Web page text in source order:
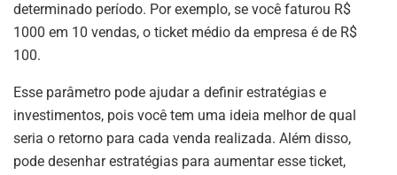
determinado período. Por exemplo, se você faturou R$
1000 em 10 vendas, o ticket médio da empresa é de R$
100.
Esse parâmetro pode ajudar a definir estratégias e
investimentos, pois você tem uma ideia melhor de qual
seria o retorno para cada venda realizada. Além disso,
pode desenhar estratégias para aumentar esse ticket,